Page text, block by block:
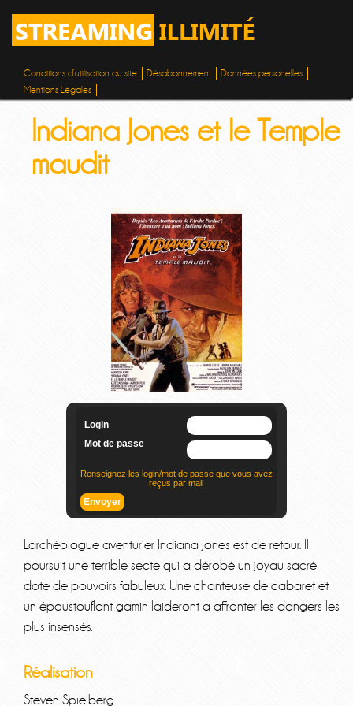
Conditions d’utilisation du site Désabonnement
Données personelles
Mentions Légales
Indiana Jones et le Temple
maudit
Larchéologue aventurier Indiana Jones est de retour. Il
poursuit une terrible secte qui a dérobé un joyau sacré
doté de pouvoirs fabuleux. Une chanteuse de cabaret et
un époustouflant gamin laideront a affronter les dangers les
plus insensés.
Réalisation
Steven Spielberg